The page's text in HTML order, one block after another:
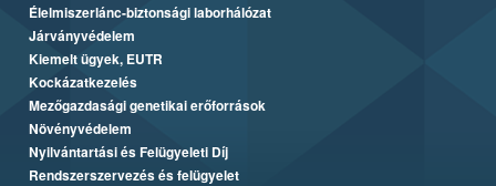
Élelmiszerlánc-biztonsági laborhálózat
Járványvédelem
Kiemelt ügyek, EUTR
Kockázatkezelés
Mezőgazdasági genetikai erőforrások
Növényvédelem
Nyilvántartási és Felügyeleti Díj
Rendszerszervezés és felügyelet